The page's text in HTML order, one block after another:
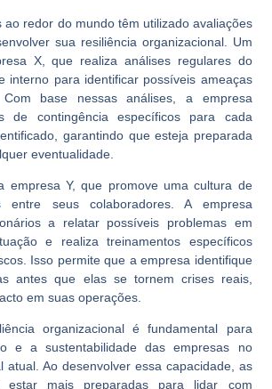
ao redor do mundo têm utilizado avaliações
sua resiliência organizacional. Um
X, que realiza análises regulares do
interno para identificar possíveis ameaças
base nessas análises, a empresa
de contingência específicos para cada
garantindo que esteja preparada
eventualidade.
empresa Y, que promove uma cultura de
entre seus colaboradores. A empresa
a relatar possíveis problemas em
e realiza treinamentos específicos
Isso permite que a empresa identifique
antes que elas se tornem crises reais,
em suas operações.
organizacional é fundamental para
e a sustentabilidade das empresas no
atual. Ao desenvolver essa capacidade, as
estar mais preparadas para lidar com